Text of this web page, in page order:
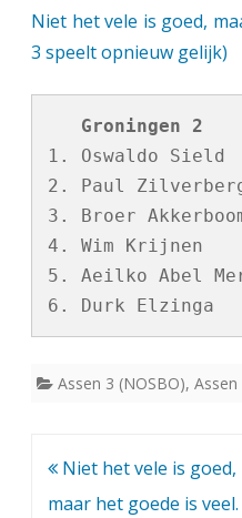
Niet het vele is goed,
3 speelt opnieuw gelijk)
Groningen 2
1. Oswaldo
2. Paul
3. Broer
4. Wim Krijnen
5. Aeilko Abel
Assen 3 (NOSBO), Assen
Bericht
navigatie
Niet het vele is goed,
maar het goede is veel.